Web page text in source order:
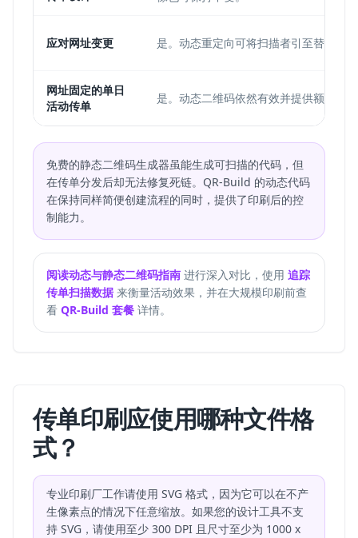
应对网址变更 是。动态重定向可将扫描者引至替代页
网址固定的单日
活动传单
是。动态二维码依然有效并提供额外控
免费的静态二维码生成器虽能生成可扫描的代码，但
在传单分发后却无法修复死链。QR-Build 的动态代码
在保持同样简便创建流程的同时，提供了印刷后的控
制能力。
阅读动态与静态二维码指南 进行深入对比，使用 追踪
传单扫描数据 来衡量活动效果，并在大规模印刷前查
看 QR-Build 套餐 详情。
传单印刷应使用哪种文件格
式？
专业印刷厂工作请使用 SVG 格式，因为它可以在不产
生像素点的情况下任意缩放。如果您的设计工具不支
持 SVG，请使用至少 300 DPI 且尺寸至少为 1000 x